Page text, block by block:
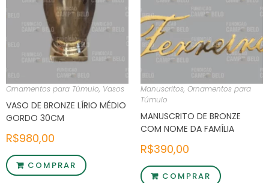
Ornamentos para Túmulo, Vasos
VASO DE BRONZE LÍRIO MÉDIO
GORDO 30CM
R$980,00
COMPRAR
Manuscritos, Ornamentos para
Túmulo
MANUSCRITO DE BRONZE
COM NOME DA FAMÍLIA
R$390,00
COMPRAR